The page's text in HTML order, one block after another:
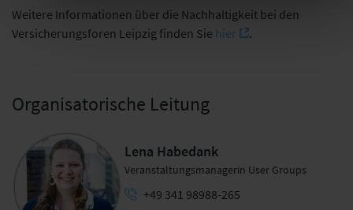
Weitere Informationen über die Nachhaltigkeit bei den
Versicherungsforen Leipzig finden Sie hier .
Organisatorische Leitung
Lena Habedank
Veranstaltungsmanagerin User Groups
+49 341 98988-265